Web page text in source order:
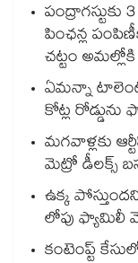
పంద్రాగస్టుకు
పింఛన్ల
చట్టం అమల్లోకి
ఏమన్నా
కోట్ల రోడ్డును
మగవాళ్లకు
మెట్రో డీలక్స్
ఉక్క
లోపు ఫ్యామిలీ
కంటెంప్ట్